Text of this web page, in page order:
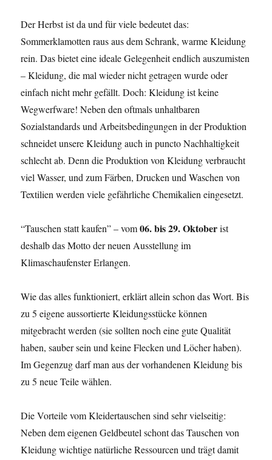
Der Herbst ist da und für viele bedeutet das:
Sommerklamotten raus aus dem Schrank, warme Kleidung
rein. Das bietet eine ideale Gelegenheit endlich auszumisten
– Kleidung, die mal wieder nicht getragen wurde oder
einfach nicht mehr gefällt. Doch: Kleidung ist keine
Wegwerfware! Neben den oftmals unhaltbaren
Sozialstandards und Arbeitsbedingungen in der Produktion
schneidet unsere Kleidung auch in puncto Nachhaltigkeit
schlecht ab. Denn die Produktion von Kleidung verbraucht
viel Wasser, und zum Färben, Drucken und Waschen von
Textilien werden viele gefährliche Chemikalien eingesetzt.
“Tauschen statt kaufen” – vom06. bis 29. Oktoberist
deshalb das Motto der neuen Ausstellung im
Klimaschaufenster Erlangen.
Wie das alles funktioniert, erklärt allein schon das Wort. Bis
zu 5 eigene aussortierte Kleidungsstücke können
mitgebracht werden (sie sollten noch eine gute Qualität
haben, sauber sein und keine Flecken und Löcher haben).
Im Gegenzug darf man aus der vorhandenen Kleidung bis
zu 5 neue Teile wählen.
Die Vorteile vom Kleidertauschen sind sehr vielseitig:
Neben dem eigenen Geldbeutel schont das Tauschen von
Kleidung wichtige natürliche Ressourcen und trägt damit